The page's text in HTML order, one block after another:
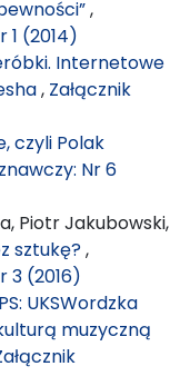
,
1 (2014)
Internetowe
, Załącznik
czyli Polak
Nr 6
Piotr Jakubowski,
sztukę?,
3 (2016)
UKSWordzka
muzyczną